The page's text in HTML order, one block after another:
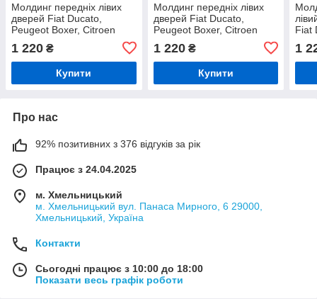
Молдинг передніх лівих
дверей Fiat Ducato,
Peugeot Boxer, Citroen
Jumper (моделі з 2006 р.)
1 220 ₴
Купити
Молдинг передніх лівих
дверей Fiat Ducato,
Peugeot Boxer, Citroen
1 220₴
Купити
Fiat
1
Про нас
92% позитивних з 376 відгуків за рік
Працює з 24.04.2025
м. Хмельницький
м. Хмельницький вул. Панаса Мирного, 6 29000,
Хмельницький, Україна
Контакти
Сьогодні працює з 10:00 до 18:00
Показати весь графік роботи